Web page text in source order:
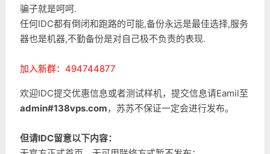
骗子就是呵呵.
任何IDC都有倒闭和跑路的可能,备份永远是最佳选择,服务
器也是机器,不勤备份是对自己极不负责的表现.
加入新群：494744877
欢迎IDC提交优惠信息或者测试样机，提交信息请Eamil至
admin#138vps.com，苏苏不保证一定会进行发布。
但请IDC留意以下内容：